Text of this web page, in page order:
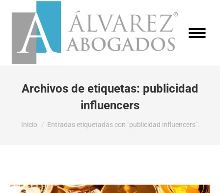
Archivos de etiquetas: publicidad
influencers
Estás aquí:
Inicio Entradas etiquetadas con "publicidad influencers".